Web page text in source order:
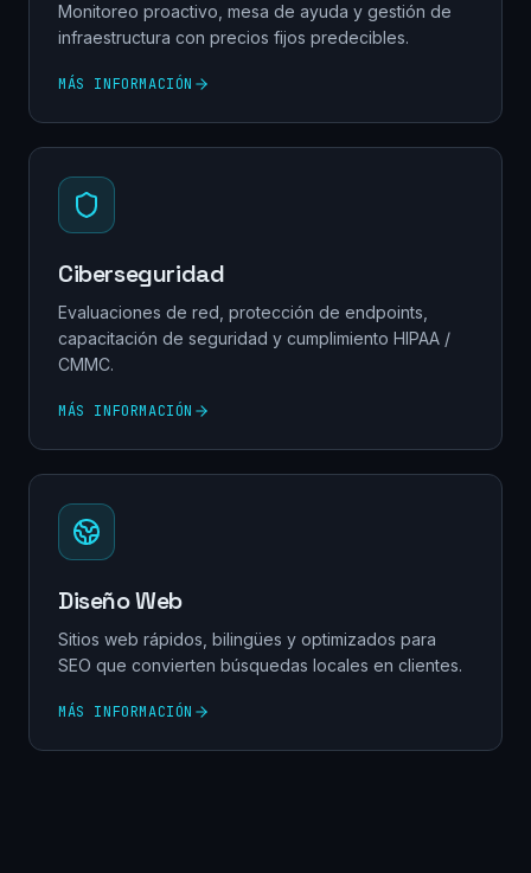
Monitoreo proactivo, mesa de ayuda y gestión de
infraestructura con precios fijos predecibles.
MÁS INFORMACIÓN
Ciberseguridad
Evaluaciones de red, protección de endpoints,
capacitación de seguridad y cumplimiento HIPAA /
CMMC.
MÁS INFORMACIÓN
Diseño Web
Sitios web rápidos, bilingües y optimizados para
SEO que convierten búsquedas locales en clientes.
MÁS INFORMACIÓN